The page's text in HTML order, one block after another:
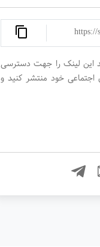
https://
این لینک را جهت دسترسی
اجتماعی خود منتشر کنید و